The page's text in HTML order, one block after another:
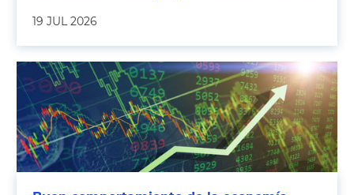
19 JUL 2026